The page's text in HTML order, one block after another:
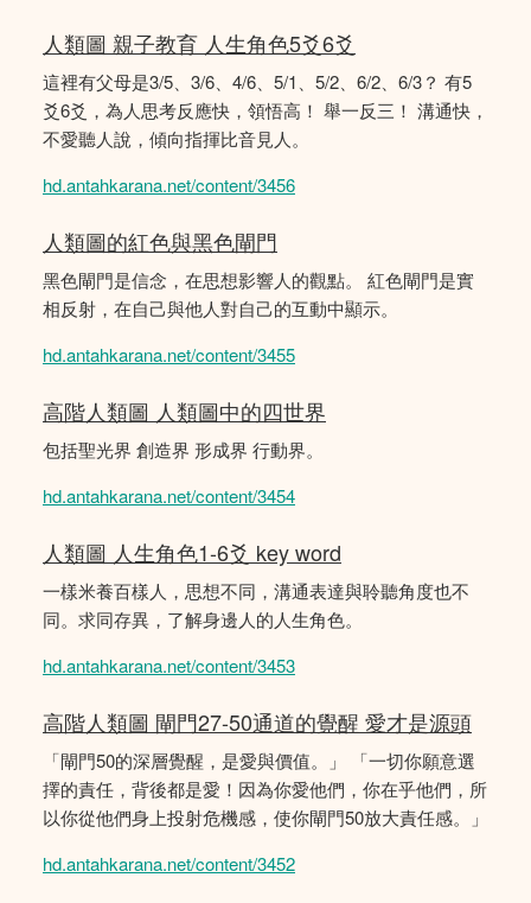
人類圖 親子教育 人生角色5爻6爻
這裡有父母是3/5、3/6、4/6、5/1、5/2、6/2、6/3？ 有5
爻6爻，為人思考反應快，領悟高！ 舉一反三！ 溝通快，
不愛聽人說，傾向指揮比音見人。
hd.antahkarana.net/content/3456
人類圖的紅色與黑色閘門
黑色閘門是信念，在思想影響人的觀點。 紅色閘門是實
相反射，在自己與他人對自己的互動中顯示。
hd.antahkarana.net/content/3455
高階人類圖 人類圖中的四世界
包括聖光界 創造界 形成界 行動界。
hd.antahkarana.net/content/3454
人類圖 人生角色1-6爻 key word
一樣米養百樣人，思想不同，溝通表達與聆聽角度也不
同。求同存異，了解身邊人的人生角色。
hd.antahkarana.net/content/3453
高階人類圖 閘門27-50通道的覺醒 愛才是源頭
「閘門50的深層覺醒，是愛與價值。」 「一切你願意選
擇的責任，背後都是愛！因為你愛他們，你在乎他們，所
以你從他們身上投射危機感，使你閘門50放大責任感。」
hd.antahkarana.net/content/3452